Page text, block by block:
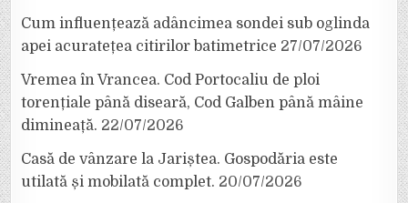
Cum influențează adâncimea sondei sub oglinda
apei acuratețea citirilor batimetrice 27/07/2026
Vremea în Vrancea. Cod Portocaliu de ploi
torențiale până diseară, Cod Galben până mâine
dimineață. 22/07/2026
Casă de vânzare la Jariștea. Gospodăria este
utilată și mobilată complet. 20/07/2026